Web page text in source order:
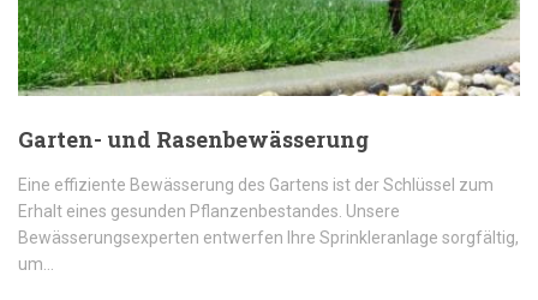
Garten- und Rasenbewässerung
Eine effiziente Bewässerung des Gartens ist der Schlüssel zum
Erhalt eines gesunden Pflanzenbestandes. Unsere
Bewässerungsexperten entwerfen Ihre Sprinkleranlage sorgfältig,
um…